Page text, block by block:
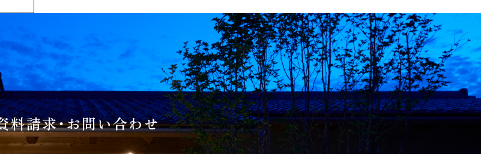
料請求・お問い合わせ